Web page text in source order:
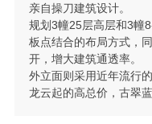
亲自操刀建筑设计。
规划3幢25层高层和3幢
板点结合的布局方式，
开，增大建筑通透率。
外立面则采用近年流行
龙云起的高总价，古翠